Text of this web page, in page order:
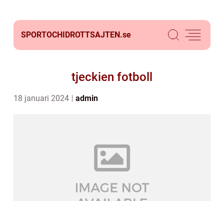
SPORTOCHIDROTTSAJTEN.se
tjeckien fotboll
18 januari 2024 admin